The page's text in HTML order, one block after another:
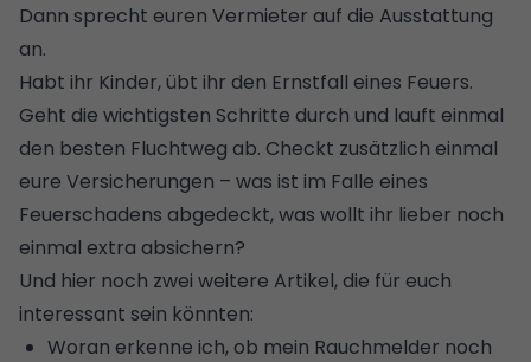
Dann sprecht euren Vermieter auf die Ausstattung
an.
Habt ihr Kinder, übt ihr den Ernstfall eines Feuers.
Geht die wichtigsten Schritte durch und lauft einmal
den besten Fluchtweg ab. Checkt zusätzlich einmal
eure Versicherungen – was ist im Falle eines
Feuerschadens abgedeckt, was wollt ihr lieber noch
einmal extra absichern?
Und hier noch zwei weitere Artikel, die für euch
interessant sein könnten:
Woran erkenne ich, ob mein Rauchmelder noch